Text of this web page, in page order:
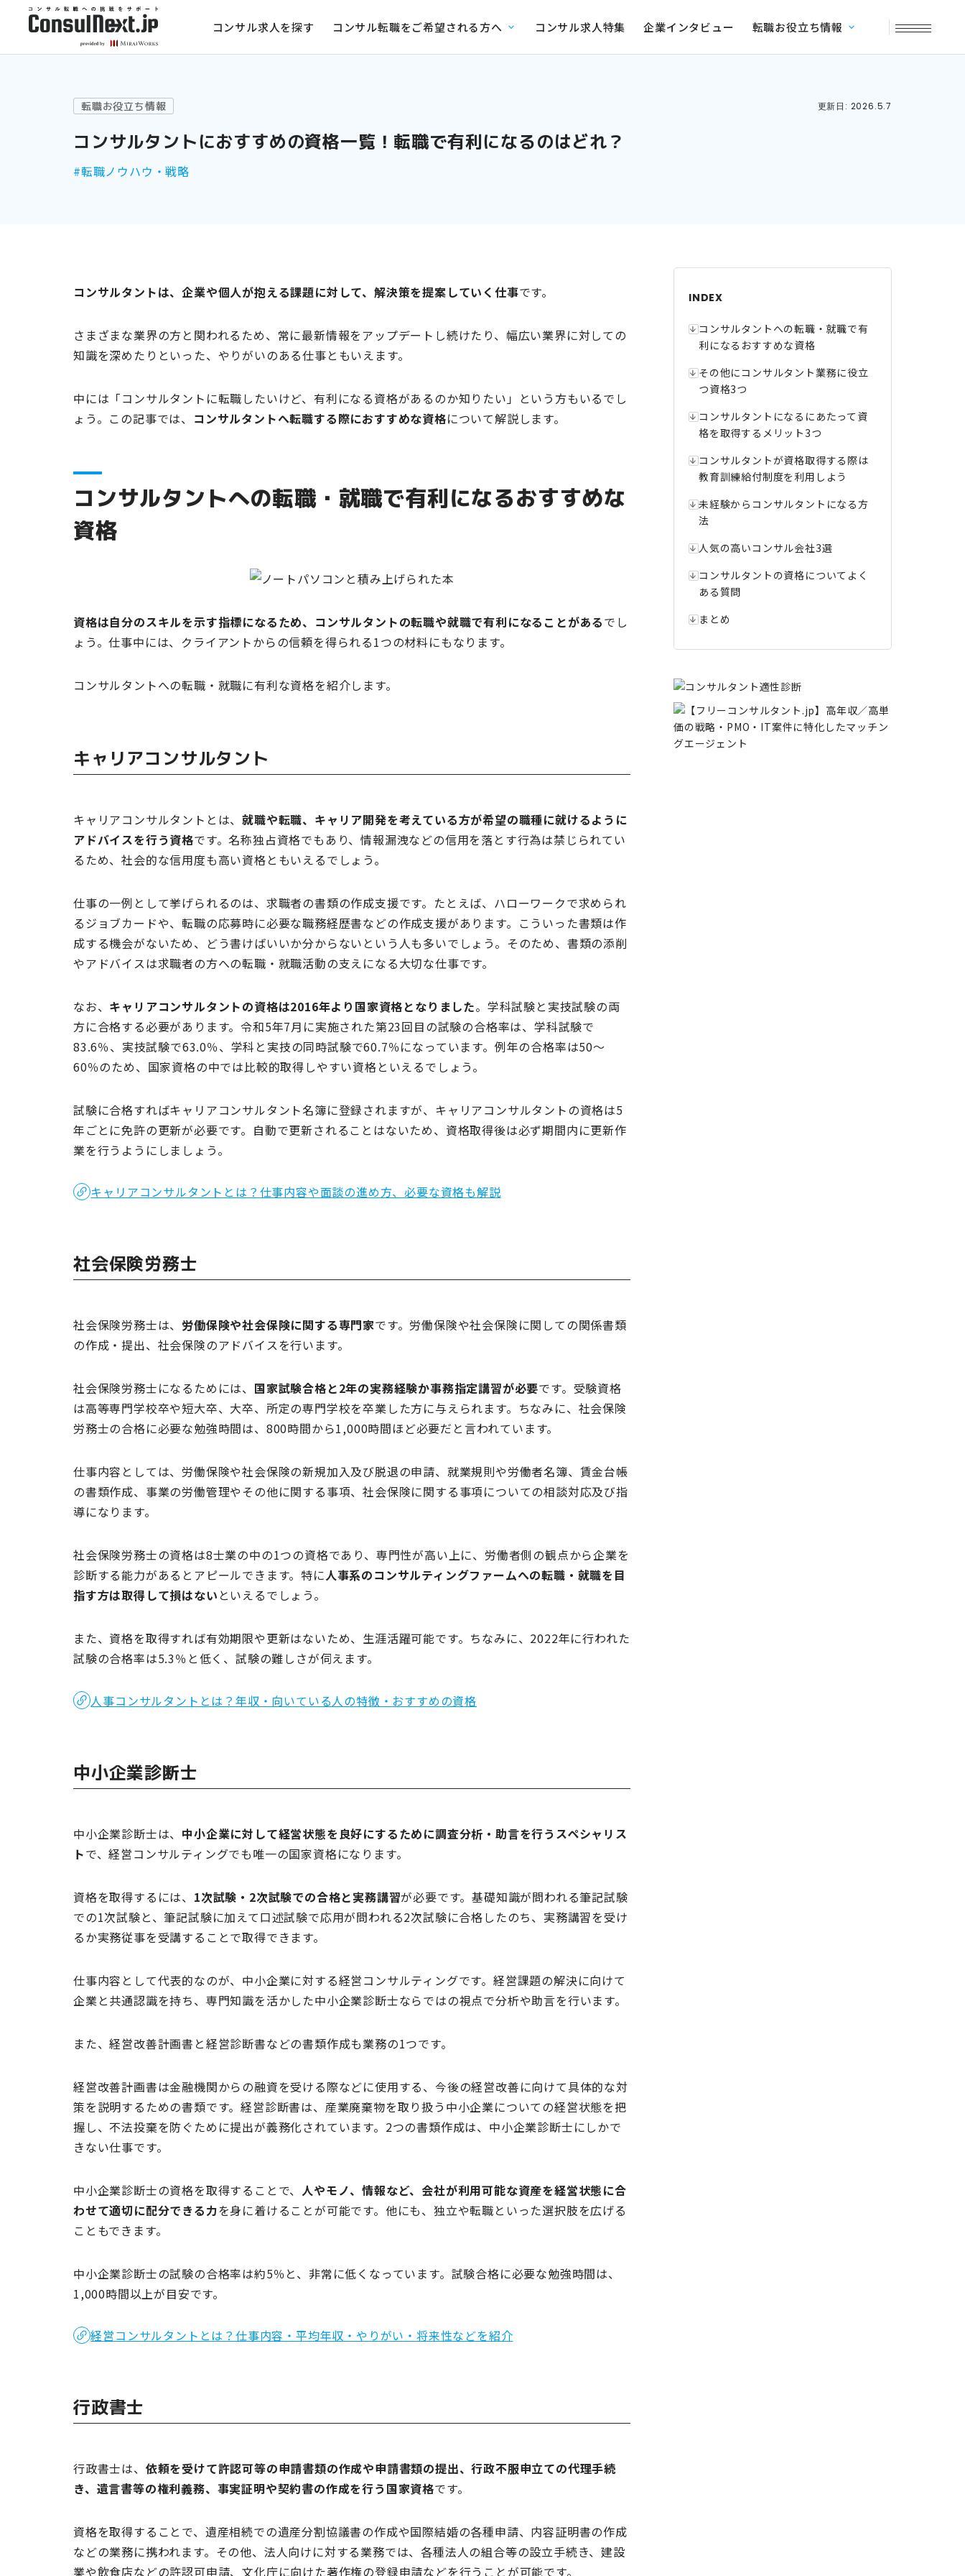
コンサル求人を探す コンサル転職をご希望される方へ コンサル求人特集 企業インタビュー 転職お役立ち情報
転職お役立ち情報 更新日: 2026.5.7
コンサルタントにおすすめの資格一覧！転職で有利になるのはどれ？
#転職ノウハウ・戦略
コンサルタントは、企業や個人が抱える課題に対して、解決策を提案していく仕事です。
さまざまな業界の方と関われるため、常に最新情報をアップデートし続けたり、幅広い業界に対しての
知識を深めたりといった、やりがいのある仕事ともいえます。
中には「コンサルタントに転職したいけど、有利になる資格があるのか知りたい」という方もいるでし
ょう。この記事では、 コンサルタントへ転職する際におすすめな資格について解説します。
コンサルタントへの転職・就職で有利になるおすすめな
資格
資格は自分のスキルを示す指標になるため、コンサルタントの転職や就職で有利になることがあるでし
ょう。仕事中には、クライアントからの信頼を得られる1つの材料にもなります。
コンサルタントへの転職・就職に有利な資格を紹介します。
キャリアコンサルタント
キャリアコンサルタントとは、就職や転職、キャリア開発を考えている方が希望の職種に就けるように
アドバイスを行う資格です。名称独占資格でもあり、情報漏洩などの信用を落とす行為は禁じられてい
るため、社会的な信用度も高い資格ともいえるでしょう。
仕事の一例として挙げられるのは、求職者の書類の作成支援です。たとえば、ハローワークで求められ
るジョブカードや、転職の応募時に必要な職務経歴書などの作成支援があります。こういった書類は作
成する機会がないため、どう書けばいいか分からないという人も多いでしょう。そのため、書類の添削
やアドバイスは求職者の方への転職・就職活動の支えになる大切な仕事です。
なお、 キャリアコンサルタントの資格は2016年より国家資格となりました。学科試験と実技試験の両
方に合格する必要があります。令和5年7月に実施された第23回目の試験の合格率は、学科試験で
83.6％、実技試験で63.0％、学科と実技の同時試験で60.7％になっています。例年の合格率は50〜
60％のため、国家資格の中では比較的取得しやすい資格といえるでしょう。
試験に合格すればキャリアコンサルタント名簿に登録されますが、キャリアコンサルタントの資格は5
年ごとに免許の更新が必要です。自動で更新されることはないため、資格取得後は必ず期間内に更新作
業を行うようにしましょう。
キャリアコンサルタントとは？仕事内容や面談の進め方、必要な資格も解説
社会保険労務士
社会保険労務士は、 労働保険や社会保険に関する専門家です。労働保険や社会保険に関しての関係書類
の作成・提出、社会保険のアドバイスを行います。
社会保険労務士になるためには、 国家試験合格と2年の実務経験か事務指定講習が必要です。受験資格
は高等専門学校卒や短大卒、大卒、所定の専門学校を卒業した方に与えられます。ちなみに、社会保険
労務士の合格に必要な勉強時間は、800時間から1,000時間ほど必要だと言われています。
仕事内容としては、労働保険や社会保険の新規加入及び脱退の申請、就業規則や労働者名簿、賃金台帳
の書類作成、事業の労働管理やその他に関する事項、社会保険に関する事項についての相談対応及び指
導になります。
社会保険労務士の資格は8士業の中の1つの資格であり、専門性が高い上に、労働者側の観点から企業を
診断する能力があるとアピールできます。特に人事系のコンサルティングファームへの転職・就職を目
指す方は取得して損はない といえるでしょう。
また、資格を取得すれば有効期限や更新はないため、生涯活躍可能です。ちなみに、2022年に行われた
試験の合格率は5.3％と低く、試験の難しさが伺えます。
人事コンサルタントとは？年収・向いている人の特徴・おすすめの資格
中小企業診断士
中小企業診断士は、 中小企業に対して経営状態を良好にするために調査分析・助言を行うスペシャリス
トで、経営コンサルティングでも唯一の国家資格になります。
資格を取得するには、 1次試験・2次試験での合格と実務講習が必要です。基礎知識が問われる筆記試験
での1次試験と、筆記試験に加えて口述試験で応用が問われる2次試験に合格したのち、実務講習を受け
るか実務従事を受講することで取得できます。
仕事内容として代表的なのが、中小企業に対する経営コンサルティングです。経営課題の解決に向けて
企業と共通認識を持ち、専門知識を活かした中小企業診断士ならではの視点で分析や助言を行います。
また、経営改善計画書と経営診断書などの書類作成も業務の1つです。
経営改善計画書は金融機関からの融資を受ける際などに使用する、今後の経営改善に向けて具体的な対
策を説明するための書類です。経営診断書は、産業廃棄物を取り扱う中小企業についての経営状態を把
握し、不法投棄を防ぐために提出が義務化されています。2つの書類作成は、中小企業診断士にしかで
きない仕事です。
中小企業診断士の資格を取得することで、 人やモノ、情報など、会社が利用可能な資産を経営状態に合
わせて適切に配分できる力を身に着けることが可能です。他にも、独立や転職といった選択肢を広げる
こともできます。
中小企業診断士の試験の合格率は約5％と、非常に低くなっています。試験合格に必要な勉強時間は、
1,000時間以上が目安です。
経営コンサルタントとは？仕事内容・平均年収・やりがい・将来性などを紹介
行政書士
行政書士は、 依頼を受けて許認可等の申請書類の作成や申請書類の提出、行政不服申立ての代理手続
き、遺言書等の権利義務、事実証明や契約書の作成を行う国家資格です。
資格を取得することで、遺産相続での遺産分割協議書の作成や国際結婚の各種申請、内容証明書の作成
などの業務に携われます。その他、法人向けに対する業務では、各種法人の組合等の設立手続き、建設
業や飲食店などの許認可申請、文化庁に向けた著作権の登録申請などを行うことが可能です。
INDEX
コンサルタントへの転職・就職で有
利になるおすすめな資格
その他にコンサルタント業務に役立
つ資格3つ
コンサルタントになるにあたって資
格を取得するメリット3つ
コンサルタントが資格取得する際は
教育訓練給付制度を利用しよう
未経験からコンサルタントになる方
法
人気の高いコンサル会社3選
コンサルタントの資格についてよく
ある質問
まとめ